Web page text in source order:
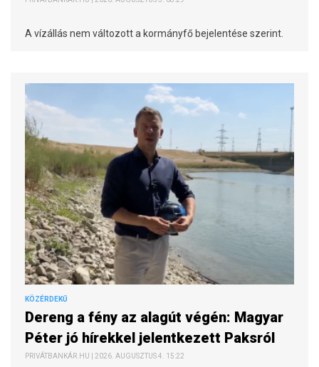
A vízállás nem változott a kormányfő bejelentése szerint.
KÖZÉRDEKŰ
Dereng a fény az alagút végén: Magyar
Péter jó hírekkel jelentkezett Paksról
PRIVÁTBANKÁR.HU | 2026. AUGUSZTUS 4. 15:22